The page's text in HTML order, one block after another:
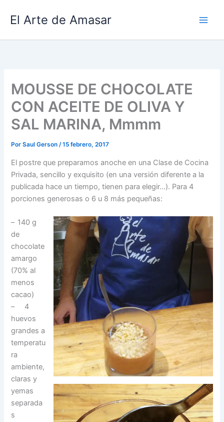
El Arte de Amasar
MOUSSE DE CHOCOLATE
CON ACEITE DE OLIVA Y
SAL MARINA, Mmmm
PorSaul Gerson/15 febrero, 2017
El postre que preparamos anoche en una Clase de Cocina
Privada, sencillo y exquisito (en una versión diferente a la
publicada hace un tiempo, tienen para elegir…). Para 4
porciones generosas o 6 u 8 más pequeñas:
– 140 g
de
chocolate
amargo
(70% al
menos
cacao)
– 4
huevos
grandes a
temperatu
ra
ambiente,
claras y
yemas
separada
s